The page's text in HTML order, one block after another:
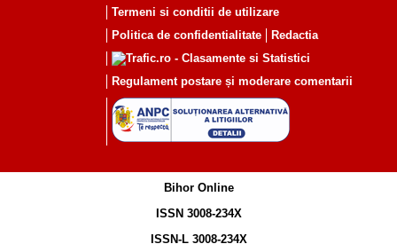
Termeni si conditii de utilizare
Politica de confidentialitate
Redactia
Regulament postare și moderare comentarii
Bihor Online
ISSN 3008-234X
ISSN-L 3008-234X